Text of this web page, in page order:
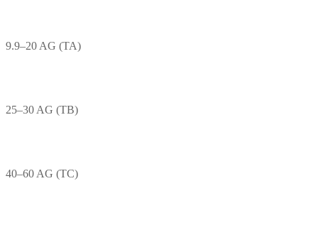
9.9–20 AG (TA)
25–30 AG (TB)
40–60 AG (TC)